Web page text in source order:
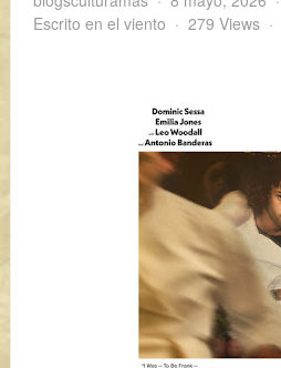
Escrito en el viento
279 Views